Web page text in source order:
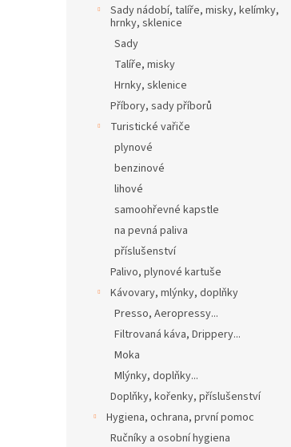
Sady nádobí, talíře, misky, kelímky,
hrnky, sklenice
Sady
Talíře, misky
Hrnky, sklenice
Příbory, sady příborů
Turistické vařiče
plynové
benzinové
lihové
samoohřevné kapstle
na pevná paliva
příslušenství
Palivo, plynové kartuše
Kávovary, mlýnky, doplňky
Presso, Aeropressy...
Filtrovaná káva, Drippery...
Moka
Mlýnky, doplňky...
Doplňky, kořenky, příslušenství
Hygiena, ochrana, první pomoc
Ručníky a osobní hygiena